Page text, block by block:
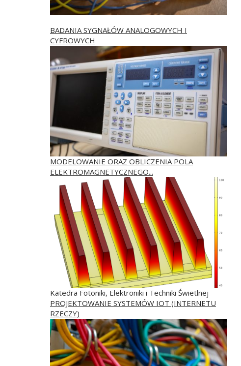
BADANIA SYGNAŁÓW ANALOGOWYCH I
CYFROWYCH
MODELOWANIE ORAZ OBLICZENIA POLA
ELEKTROMAGNETYCZNEGO...
Katedra Fotoniki, Elektroniki i Techniki Świetlnej
PROJEKTOWANIE SYSTEMÓW IOT (INTERNETU
RZECZY)